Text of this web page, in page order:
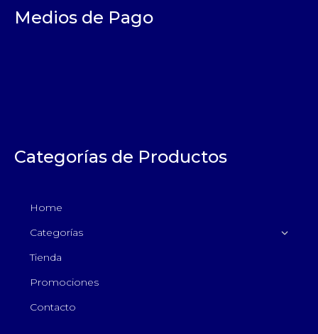
Medios de Pago
Categorías de Productos
Home
Categorías
Tienda
Promociones
Contacto